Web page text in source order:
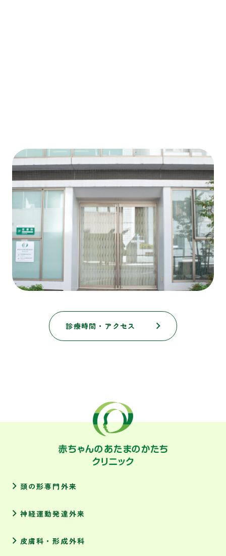
診療時間・アクセス
頭の形専門外来
神経運動発達外来
皮膚科・形成外科